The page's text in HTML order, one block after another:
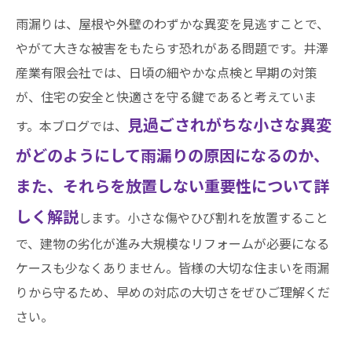
雨漏りは、屋根や外壁のわずかな異変を見逃すことで、
やがて大きな被害をもたらす恐れがある問題です。井澤
産業有限会社では、日頃の細やかな点検と早期の対策
が、住宅の安全と快適さを守る鍵であると考えていま
す。本ブログでは、 見過ごされがちな小さな異変
がどのようにして雨漏りの原因になるのか、
また、それらを放置しない重要性について詳
しく解説します。小さな傷やひび割れを放置すること
で、建物の劣化が進み大規模なリフォームが必要になる
ケースも少なくありません。皆様の大切な住まいを雨漏
りから守るため、早めの対応の大切さをぜひご理解くだ
さい。